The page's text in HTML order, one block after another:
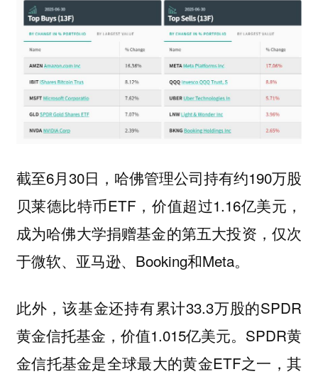
截至6月30日，哈佛管理公司持有约190万股
贝莱德比特币ETF，价值超过1.16亿美元，
成为哈佛大学捐赠基金的第五大投资，仅次
于微软、亚马逊、Booking和Meta。
此外，该基金还持有累计33.3万股的SPDR
黄金信托基金，价值1.015亿美元。SPDR黄
金信托基金是全球最大的黄金ETF之一，其